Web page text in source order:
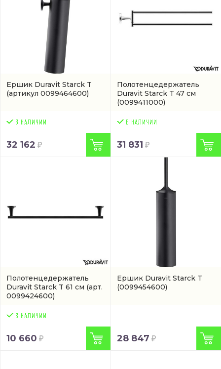
Ершик Duravit Starck T
(артикул 0099464600)
32 162
Полотенцедержатель
Duravit Starck T 47 см
(0099411000)
31 831
Полотенцедержатель
Duravit Starck T 61 см (арт.
0099424600)
10 660
Ершик Duravit Starck T
(0099454600)
28 847